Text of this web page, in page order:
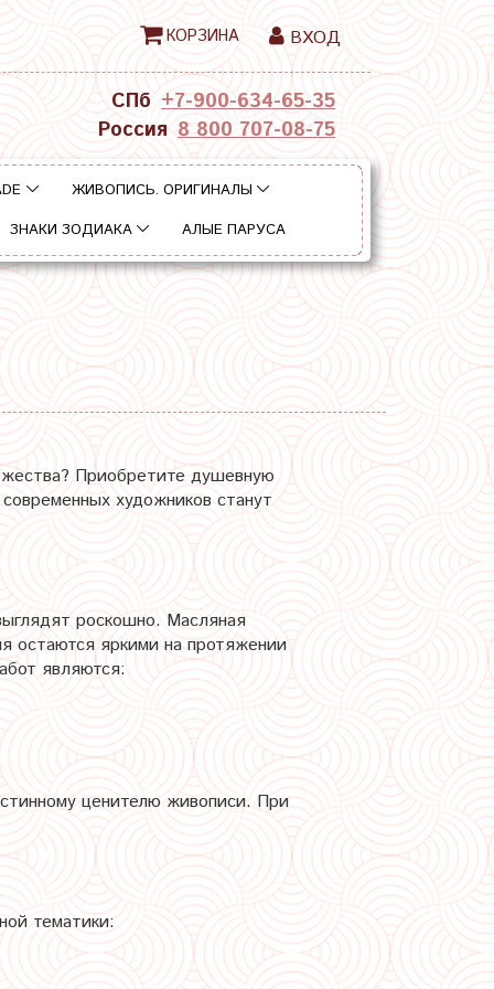
КОРЗИНА ВХОД
СПб +7-900-634-65-35
Россия 8 800 707-08-75
ЖИВОПИСЬ. ОРИГИНАЛЫ
ЗНАКИ ЗОДИАКА
АЛЫЕ ПАРУСА
Приобретите душевную
художников станут
роскошно. Масляная
остаются яркими на протяжении
являются:
ценителю живописи. При
тематики: